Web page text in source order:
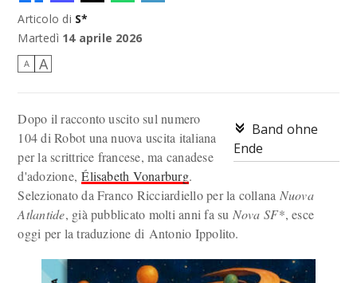
Articolo di S*
Martedì 14 aprile 2026
A A
Band ohne
Ende
Dopo il racconto uscito sul numero
104 di Robot una nuova uscita italiana
per la scrittrice francese, ma canadese
d'adozione,Élisabeth Vonarburg.
Selezionato da Franco Ricciardiello per la collana Nuova
Atlantide, già pubblicato molti anni fa su Nova SF*, esce
oggi per la traduzione di Antonio Ippolito.